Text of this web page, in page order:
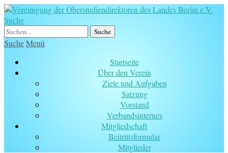
Suche
SucheMenü
Startseite
Über den Verein
Ziele und Aufgaben
Satzung
Vorstand
Verbandsinternes
Mitgliedschaft
Beitrittsformular
Mitglieder